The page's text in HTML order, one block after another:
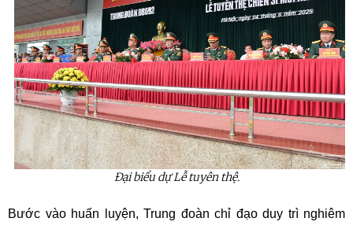
Đại biểu dự Lễ tuyên thệ.
Bước vào huấn luyện, Trung đoàn chỉ đạo duy trì nghiêm